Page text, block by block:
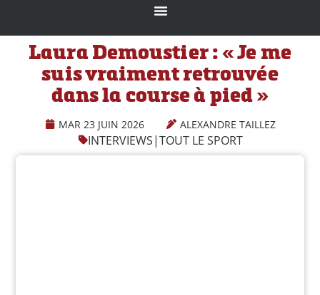
Laura Demoustier : « Je me
suis vraiment retrouvée
dans la course à pied »
MAR 23 JUIN 2026 ALEXANDRE TAILLEZ
INTERVIEWS|TOUT LE SPORT